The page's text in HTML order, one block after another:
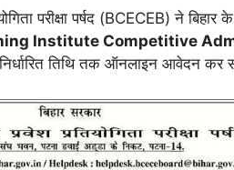
परीक्षा पर्षद (BCECEB) ने
Institute Competitive
तिथि तक ऑनलाइन आवेदन